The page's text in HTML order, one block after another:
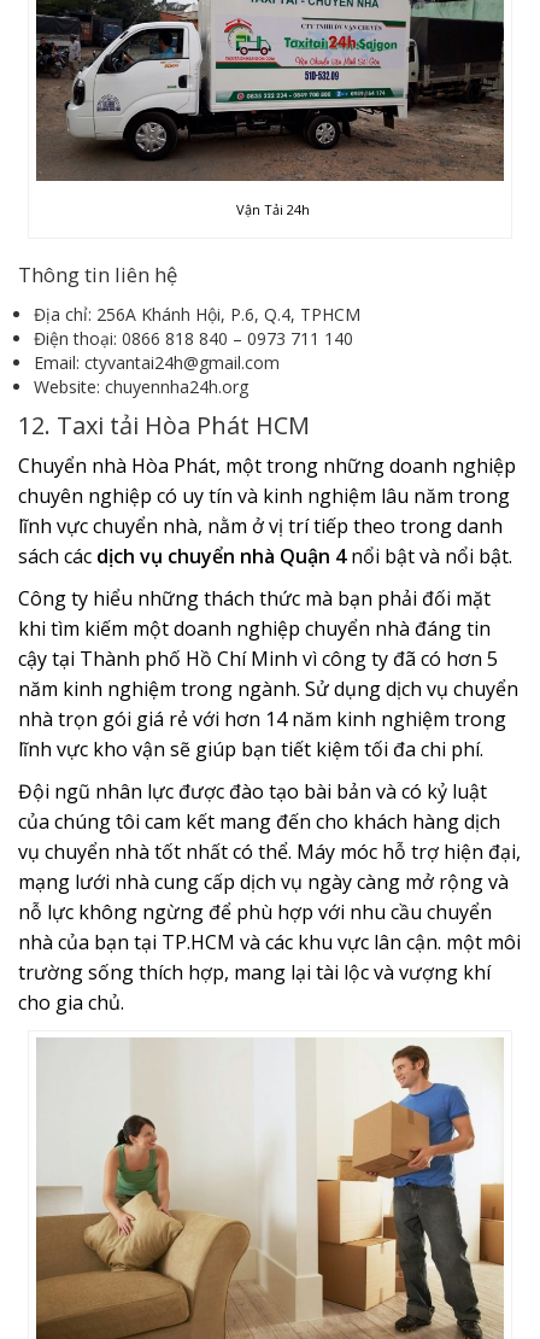
Vận Tải 24h
Thông tin liên hệ
Địa chỉ: 256A Khánh Hội, P.6, Q.4, TPHCM
Điện thoại: 0866 818 840 – 0973 711 140
Email: ctyvantai24h@gmail.com
Website: chuyennha24h.org
12. Taxi tải Hòa Phát HCM
Chuyển nhà Hòa Phát, một trong những doanh nghiệp
chuyên nghiệp có uy tín và kinh nghiệm lâu năm trong
lĩnh vực chuyển nhà, nằm ở vị trí tiếp theo trong danh
sách các dịch vụ chuyển nhà Quận 4nổi bật và nổi bật.
Công ty hiểu những thách thức mà bạn phải đối mặt
khi tìm kiếm một doanh nghiệp chuyển nhà đáng tin
cậy tại Thành phố Hồ Chí Minh vì công ty đã có hơn 5
năm kinh nghiệm trong ngành. Sử dụng dịch vụ chuyển
nhà trọn gói giá rẻ với hơn 14 năm kinh nghiệm trong
lĩnh vực kho vận sẽ giúp bạn tiết kiệm tối đa chi phí.
Đội ngũ nhân lực được đào tạo bài bản và có kỷ luật
của chúng tôi cam kết mang đến cho khách hàng dịch
vụ chuyển nhà tốt nhất có thể. Máy móc hỗ trợ hiện đại,
mạng lưới nhà cung cấp dịch vụ ngày càng mở rộng và
nỗ lực không ngừng để phù hợp với nhu cầu chuyển
nhà của bạn tại TP.HCM và các khu vực lân cận. một môi
trường sống thích hợp, mang lại tài lộc và vượng khí
cho gia chủ.